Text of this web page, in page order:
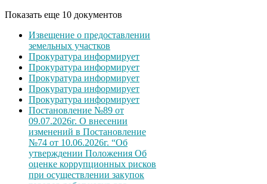
Показать еще 10 документов
Извещение о предоставлении
земельных участков
Прокуратура информирует
Прокуратура информирует
Прокуратура информирует
Прокуратура информирует
Прокуратура информирует
Постановление №89 от
09.07.2026г. О внесении
изменений в Постановление
№74 от 10.06.2026г. “Об
утверждении Положения Об
оценке коррупционных рисков
при осуществлении закупок